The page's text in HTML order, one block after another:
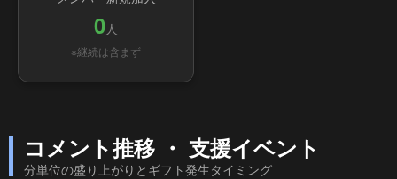
0人
※継続は含まず
コメント推移 ・ 支援イベント
分単位の盛り上がりとギフト発生タイミング